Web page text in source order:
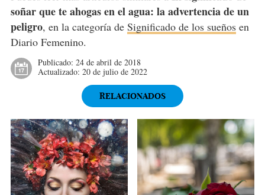
soñar que te ahogas en el agua: la advertencia de un
peligro, en la categoría de Significado de los sueñosen
Diario Femenino.
Publicado: 24 de abril de 2018
Actualizado: 20 de julio de 2022
RELACIONADOS